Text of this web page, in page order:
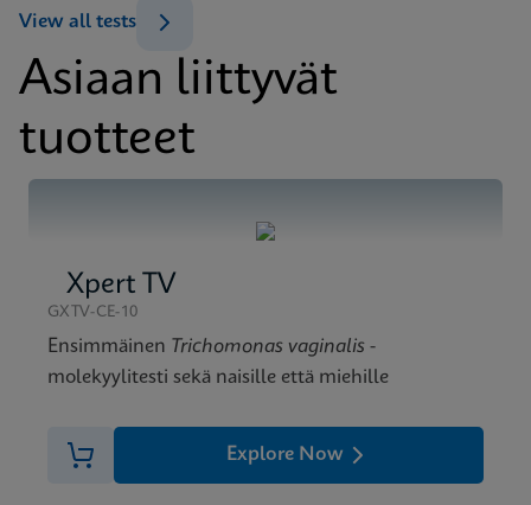
Xpert CT/NG Reference Sheet Global (English)
Asiaan liittyvät
tuotteet
View all tests
Xpert TV
GXTV-CE-10
Ensimmäinen Trichomonas vaginalis -
molekyylitesti sekä naisille että miehille
Explore Now